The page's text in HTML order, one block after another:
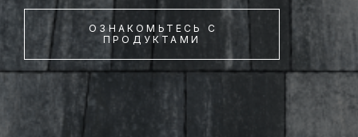
ОЗНАКОМЬТЕСЬ С
ПРОДУКТАМИ